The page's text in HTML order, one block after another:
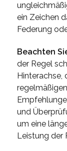
ein Zeichen
Federung
Beachten
der Regel
Hinterachse,
und
um eine
Leistung der